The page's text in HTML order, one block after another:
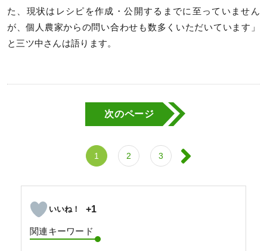
た、現状はレシピを作成・公開するまでに至っていません
が、個人農家からの問い合わせも数多くいただいています」
と三ツ中さんは語ります。
次のページ
1 2 3
+1
関連キーワード